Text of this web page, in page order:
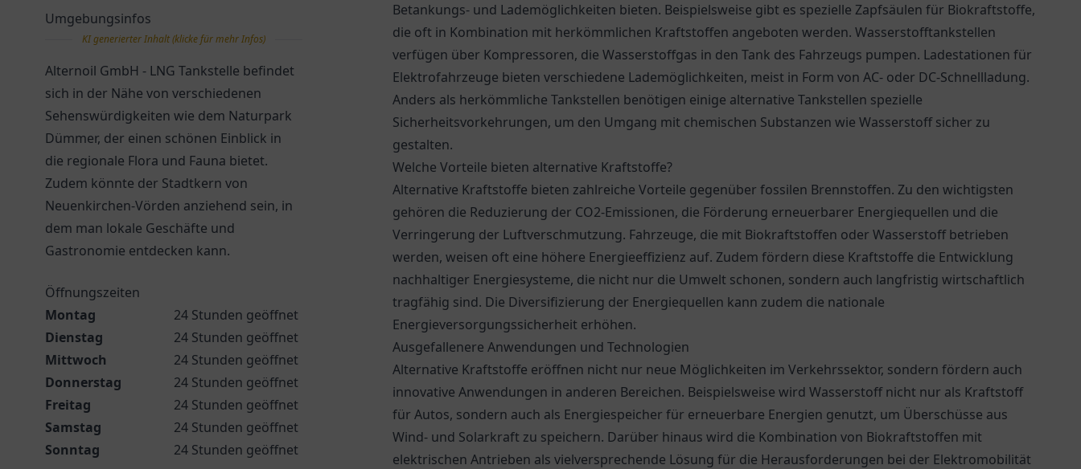
Umgebungsinfos
KI generierter Inhalt (klicke für mehr Infos)
Alternoil GmbH - LNG Tankstelle befindet
sich in der Nähe von verschiedenen
Sehenswürdigkeiten wie dem Naturpark
Dümmer, der einen schönen Einblick in
die regionale Flora und Fauna bietet.
Zudem könnte der Stadtkern von
Neuenkirchen-Vörden anziehend sein, in
dem man lokale Geschäfte und
Gastronomie entdecken kann.
Öffnungszeiten
Montag
24 Stunden geöffnet
Dienstag
24 Stunden geöffnet
Mittwoch
24 Stunden geöffnet
Donnerstag
24 Stunden geöffnet
Freitag
24 Stunden geöffnet
Samstag
24 Stunden geöffnet
Sonntag
24 Stunden geöffnet
Betankungs- und Lademöglichkeiten bieten. Beispielsweise gibt es spezielle Zapfsäulen für Biokraftstoffe,
die oft in Kombination mit herkömmlichen Kraftstoffen angeboten werden. Wasserstofftankstellen
verfügen über Kompressoren, die Wasserstoffgas in den Tank des Fahrzeugs pumpen. Ladestationen für
Elektrofahrzeuge bieten verschiedene Lademöglichkeiten, meist in Form von AC- oder DC-Schnellladung.
Anders als herkömmliche Tankstellen benötigen einige alternative Tankstellen spezielle
Sicherheitsvorkehrungen, um den Umgang mit chemischen Substanzen wie Wasserstoff sicher zu
gestalten.
Welche Vorteile bieten alternative Kraftstoffe?
Alternative Kraftstoffe bieten zahlreiche Vorteile gegenüber fossilen Brennstoffen. Zu den wichtigsten
gehören die Reduzierung der CO2-Emissionen, die Förderung erneuerbarer Energiequellen und die
Verringerung der Luftverschmutzung. Fahrzeuge, die mit Biokraftstoffen oder Wasserstoff betrieben
werden, weisen oft eine höhere Energieeffizienz auf. Zudem fördern diese Kraftstoffe die Entwicklung
nachhaltiger Energiesysteme, die nicht nur die Umwelt schonen, sondern auch langfristig wirtschaftlich
tragfähig sind. Die Diversifizierung der Energiequellen kann zudem die nationale
Energieversorgungssicherheit erhöhen.
Ausgefallenere Anwendungen und Technologien
Alternative Kraftstoffe eröffnen nicht nur neue Möglichkeiten im Verkehrssektor, sondern fördern auch
innovative Anwendungen in anderen Bereichen. Beispielsweise wird Wasserstoff nicht nur als Kraftstoff
für Autos, sondern auch als Energiespeicher für erneuerbare Energien genutzt, um Überschüsse aus
Wind- und Solarkraft zu speichern. Darüber hinaus wird die Kombination von Biokraftstoffen mit
elektrischen Antrieben als vielversprechende Lösung für die Herausforderungen bei der Elektromobilität